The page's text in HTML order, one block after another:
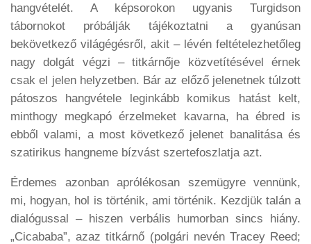
hangvételét. A képsorokon ugyanis Turgidson
tábornokot próbálják tájékoztatni a gyanúsan
bekövetkező világégésről, akit – lévén feltételezhetőleg
nagy dolgát végzi – titkárnője közvetítésével érnek
csak el jelen helyzetben. Bár az előző jelenetnek túlzott
pátoszos hangvétele leginkább komikus hatást kelt,
minthogy megkapó érzelmeket kavarna, ha ébred is
ebből valami, a most következő jelenet banalitása és
szatirikus hangneme bízvást szertefoszlatja azt.
Érdemes azonban aprólékosan szemügyre vennünk,
mi, hogyan, hol is történik, ami történik. Kezdjük talán a
dialógussal – hiszen verbális humorban sincs hiány.
„Cicababa”, azaz titkárnő (polgári nevén Tracey Reed;